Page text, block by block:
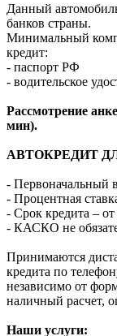
Данный
банков страны.
Минимальный
кредит:
- паспорт РФ
- водительское
Рассмотрение
мин).
АВТОКРЕДИТ
- Первоначальный
- Процентная
- Срок кредита –
- КАСКО не
Принимаются
кредита по
независимо от
наличный расчет,
Наши услуги: